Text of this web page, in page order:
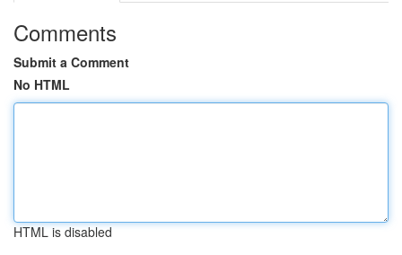
Comments
Submit a Comment
No HTML
HTML is disabled